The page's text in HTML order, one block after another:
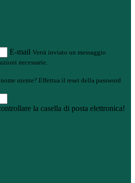
E-mail Verrà inviato un messaggio
necessarie.
utente? Effettua il reset della password
la casella di posta elettronica!